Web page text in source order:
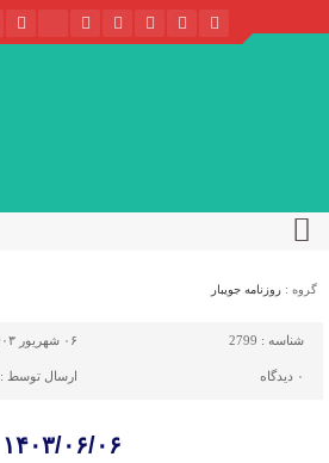
گروه : روزنامه جویبار
شناسه : 2799 ۰۶ شهریور ۱۴۰۳ - ۱۰:۴۸
۰ دیدگاه ارسال توسط :
۱۴۰۳/۰۶/۰۶